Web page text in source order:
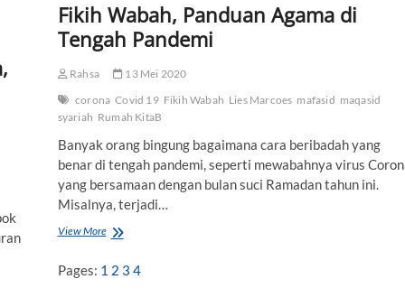
k
t
a
H
s
t
r
i
s
e
b
a
Fikih Wabah, Panduan Agama di
Tengah Pandemi
Rahsa
13 Mei 2020
corona Covid 19 Fikih Wabah Lies Marcoes mafasid maqasid
syariah Rumah KitaB
Banyak orang bingung bagaimana cara beribadah yang
benar di tengah pandemi, seperti mewabahnya virus
yang bersamaan dengan bulan suci Ramadan tahun ini.
Misalnya, terjadi…
View MoreF
i
Pages: 1 2 3 4